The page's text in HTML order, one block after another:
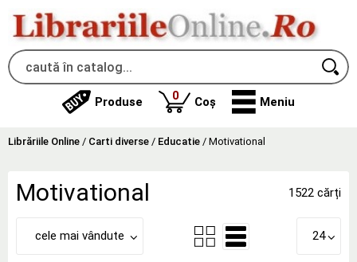
Produse 0produse
Coș Meniu
Librăriile Online / Carti diverse / Educatie / Motivational
Motivational 1522 cărți
cele mai vândute 24